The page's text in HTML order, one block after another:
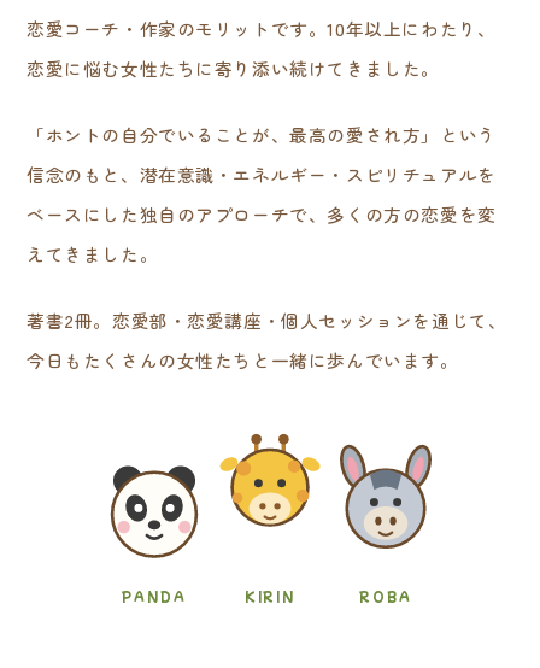
恋愛コーチ・作家のモリットです。10年以上にわたり、
恋愛に悩む女性たちに寄り添い続けてきました。
「ホントの自分でいることが、最高の愛され方」という
信念のもと、潜在意識・エネルギー・スピリチュアルを
ベースにした独自のアプローチで、多くの方の恋愛を変
えてきました。
著書2冊。恋愛部・恋愛講座・個人セッションを通じて、
今日もたくさんの女性たちと一緒に歩んでいます。
PANDA KIRIN ROBA